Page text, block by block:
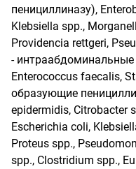
пенициллиназу),
Klebsiella spp.,
Providencia rettgeri,
-
Enterococcus faecalis,
образующие
epidermidis, Citrobacter
Escherichia coli,
Proteus spp.,
spp., Clostridium spp.,